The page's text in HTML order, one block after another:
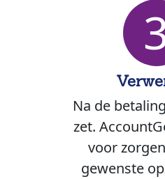
Na de
zet.
voor
gewenste